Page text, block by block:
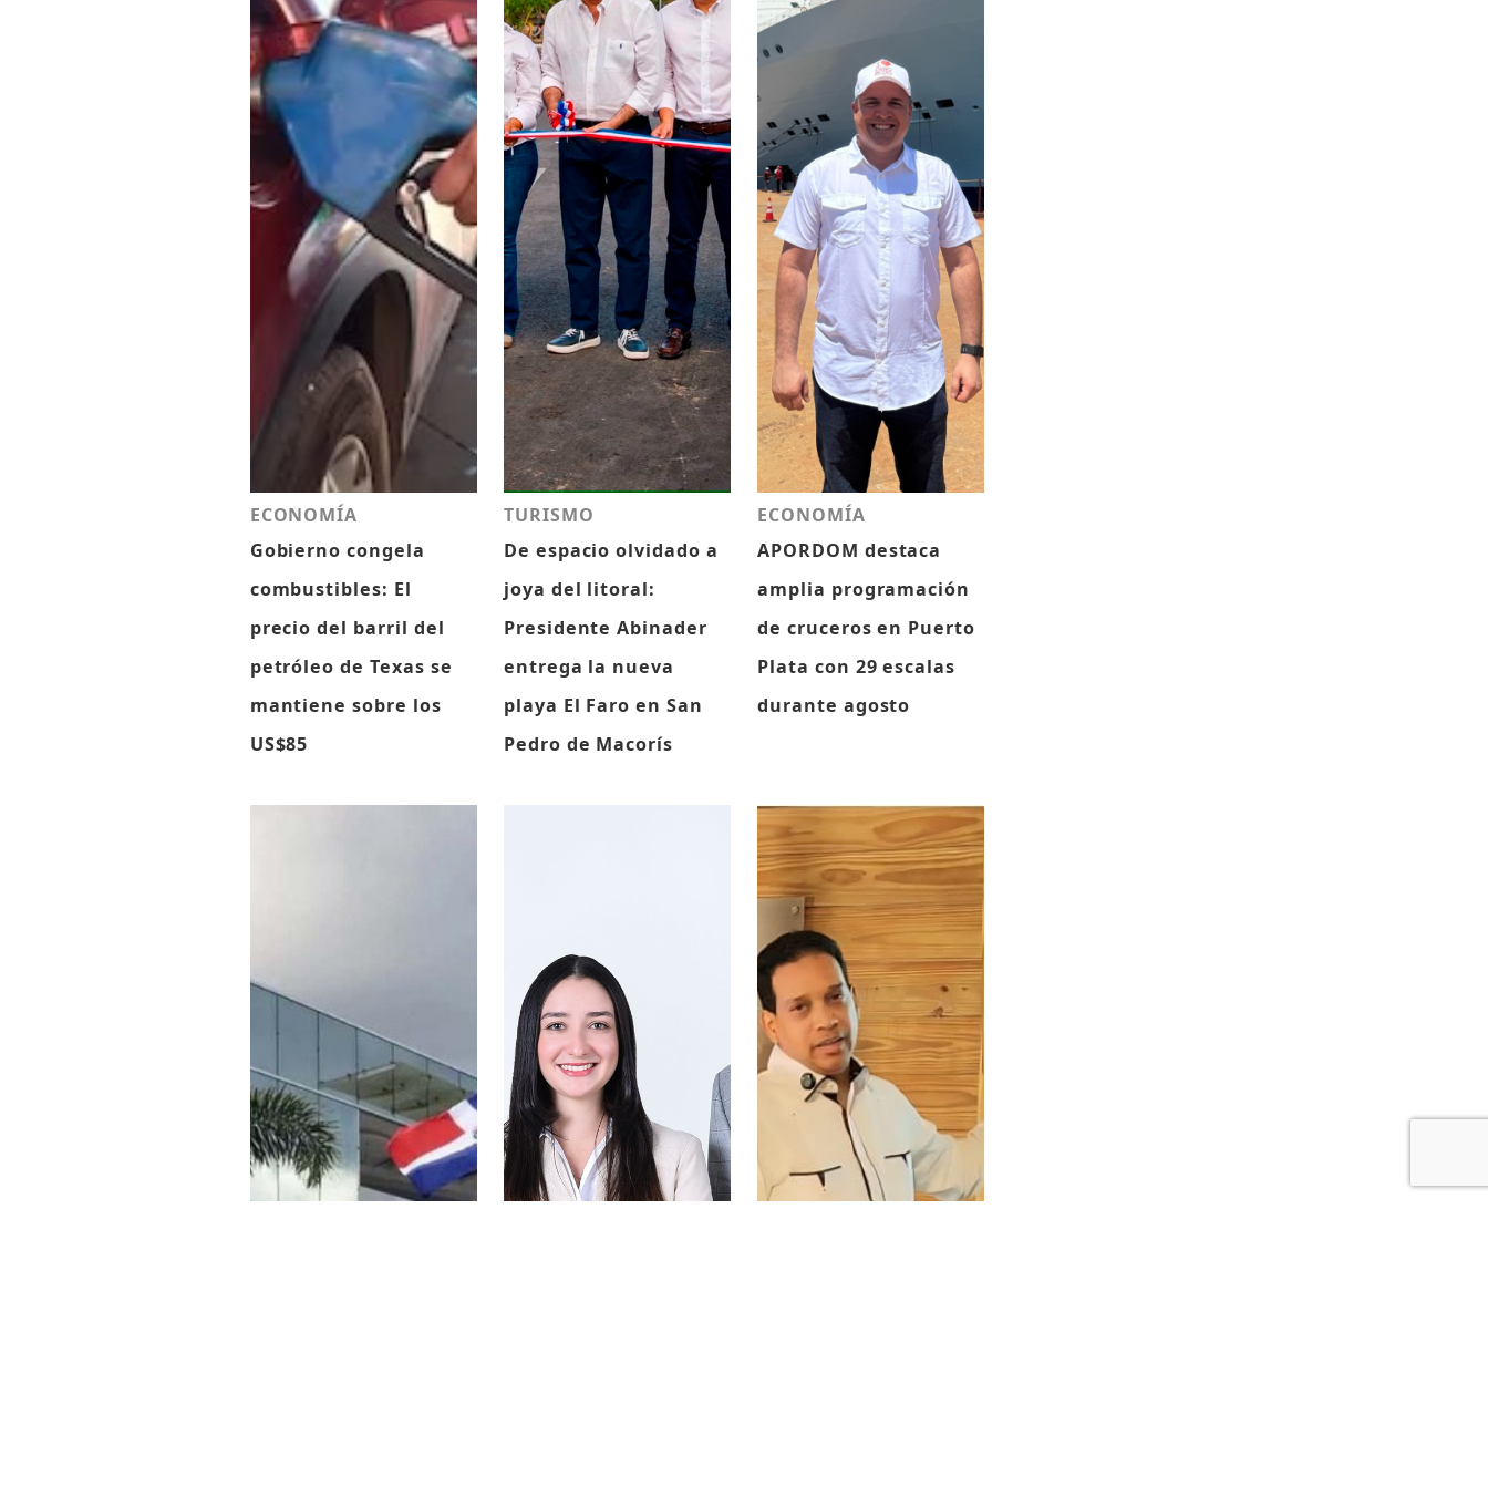
ECONOMÍA
Gobierno congela
combustibles: El
precio del barril del
petróleo de Texas se
mantiene sobre los
US$85
TURISMO
De espacio olvidado a
joya del litoral:
Presidente Abinader
entrega la nueva
playa El Faro en San
Pedro de Macorís
ECONOMÍA
APORDOM destaca
amplia programación
de cruceros en Puerto
Plata con 29 escalas
durante agosto